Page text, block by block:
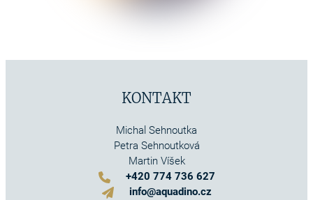
KONTAKT
Michal Sehnoutka
Petra Sehnoutková
Martin Víšek
+420 774 736 627
info@aquadino.cz